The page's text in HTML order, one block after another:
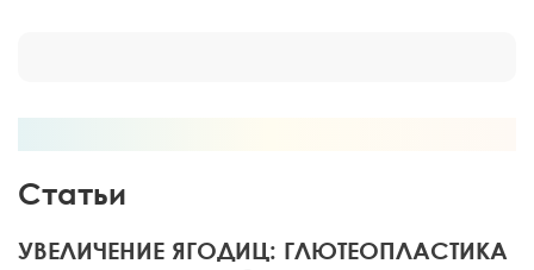
Статьи
УВЕЛИЧЕНИЕ ЯГОДИЦ: ГЛЮТЕОПЛАСТИКА